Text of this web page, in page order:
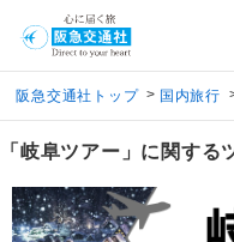
阪急交通社トップ > 国内旅行
「岐阜ツアー」に関す